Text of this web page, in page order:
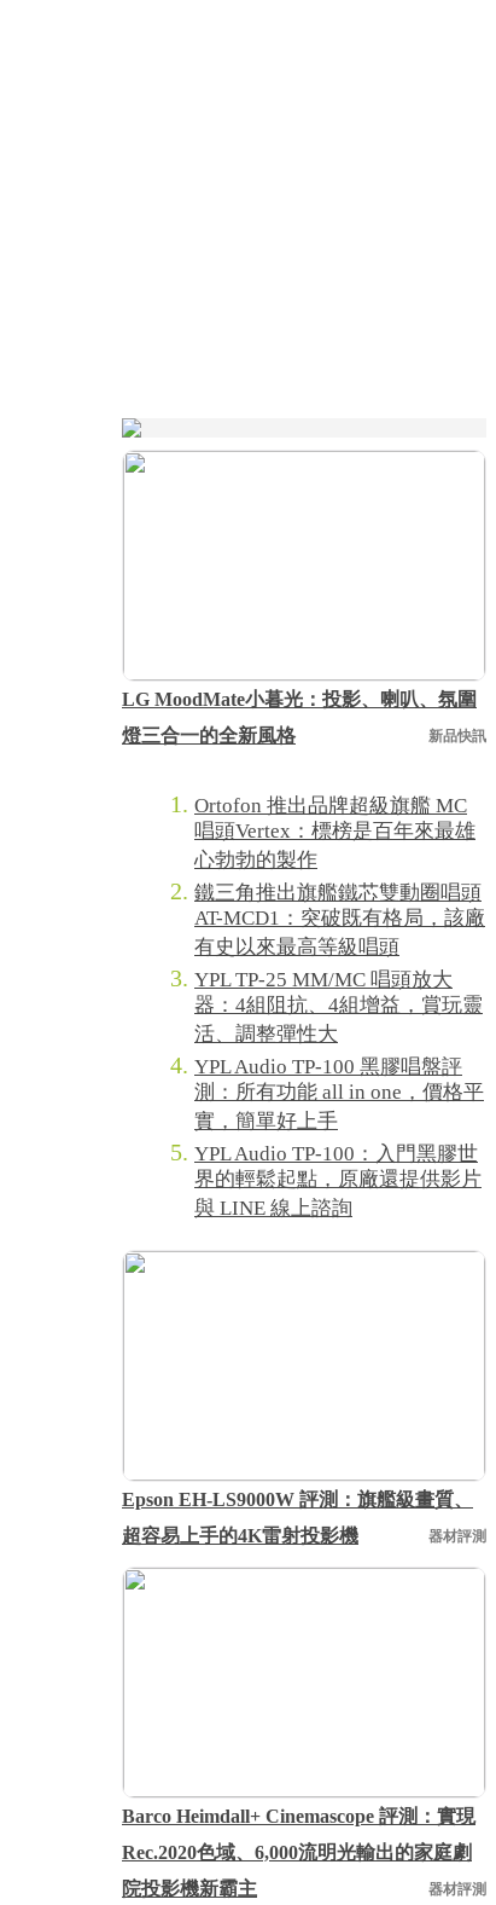
LG MoodMate小暮光：投影、喇叭、氛圍
燈三合一的全新風格
新品快訊
Ortofon 推出品牌超級旗艦 MC
唱頭Vertex：標榜是百年來最雄
心勃勃的製作
鐵三角推出旗艦鐵芯雙動圈唱頭
AT-MCD1：突破既有格局，該廠
有史以來最高等級唱頭
YPL TP-25 MM/MC 唱頭放大
器：4組阻抗、4組增益，賞玩靈
活、調整彈性大
YPL Audio TP-100 黑膠唱盤評
測：所有功能 all in one，價格平
實，簡單好上手
YPL Audio TP-100：入門黑膠世
界的輕鬆起點，原廠還提供影片
與 LINE 線上諮詢
Epson EH-LS9000W 評測：旗艦級畫質、
超容易上手的4K雷射投影機
器材評測
Barco Heimdall+ Cinemascope 評測：實現
Rec.2020色域、6,000流明光輸出的家庭劇
院投影機新霸主
器材評測